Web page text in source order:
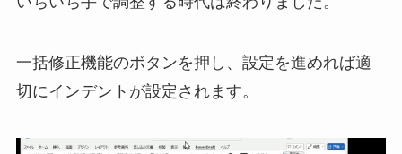
一括修正機能のボタンを押し、設定を進めれば適
切にインデントが設定されます。